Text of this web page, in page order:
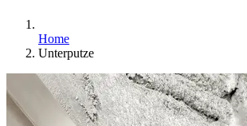
Home
Unterputze